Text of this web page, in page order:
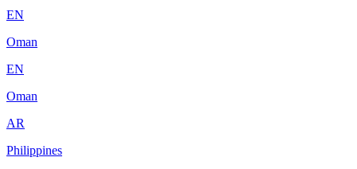
EN
Oman
EN
Oman
AR
Philippines